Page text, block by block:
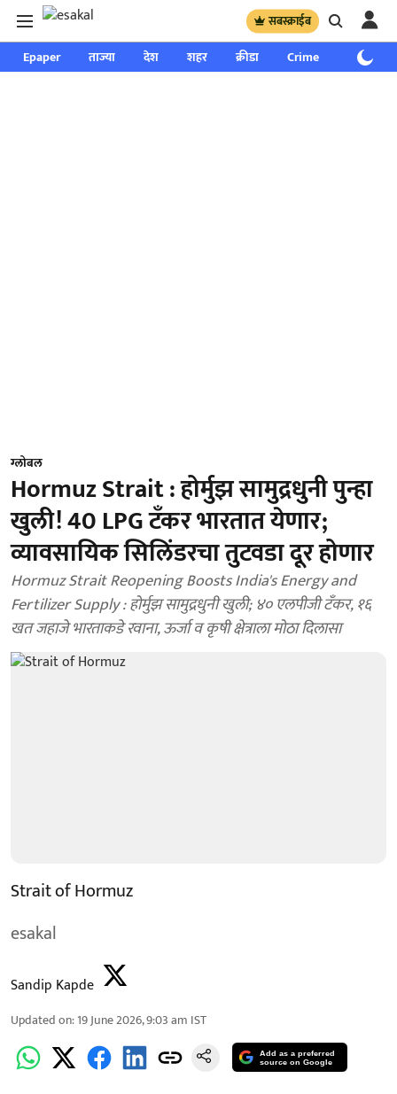
सबस्क्राईब
Epaper ताज्या देश शहर क्रीडा Crime साप्ताहिक
ग्लोबल
Hormuz Strait : होर्मुझ सामुद्रधुनी पुन्हा
खुली! 40 LPG टँकर भारतात येणार;
व्यावसायिक सिलिंडरचा तुटवडा दूर होणार
Hormuz Strait Reopening Boosts India's Energy and
Fertilizer Supply : होर्मुझ सामुद्रधुनी खुली; ४० एलपीजी टँकर, १६
खत जहाजे भारताकडे रवाना, ऊर्जा व कृषी क्षेत्राला मोठा दिलासा
Strait of Hormuz
esakal
Sandip Kapde
Updated on:19 June 2026, 9:03 am IST
Add as a preferred
source on Google